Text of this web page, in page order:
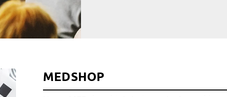
MEDSHOP